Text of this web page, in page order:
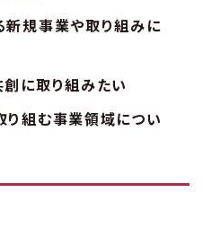
新規事業や取り組みに
に取り組みたい
組む事業領域につい